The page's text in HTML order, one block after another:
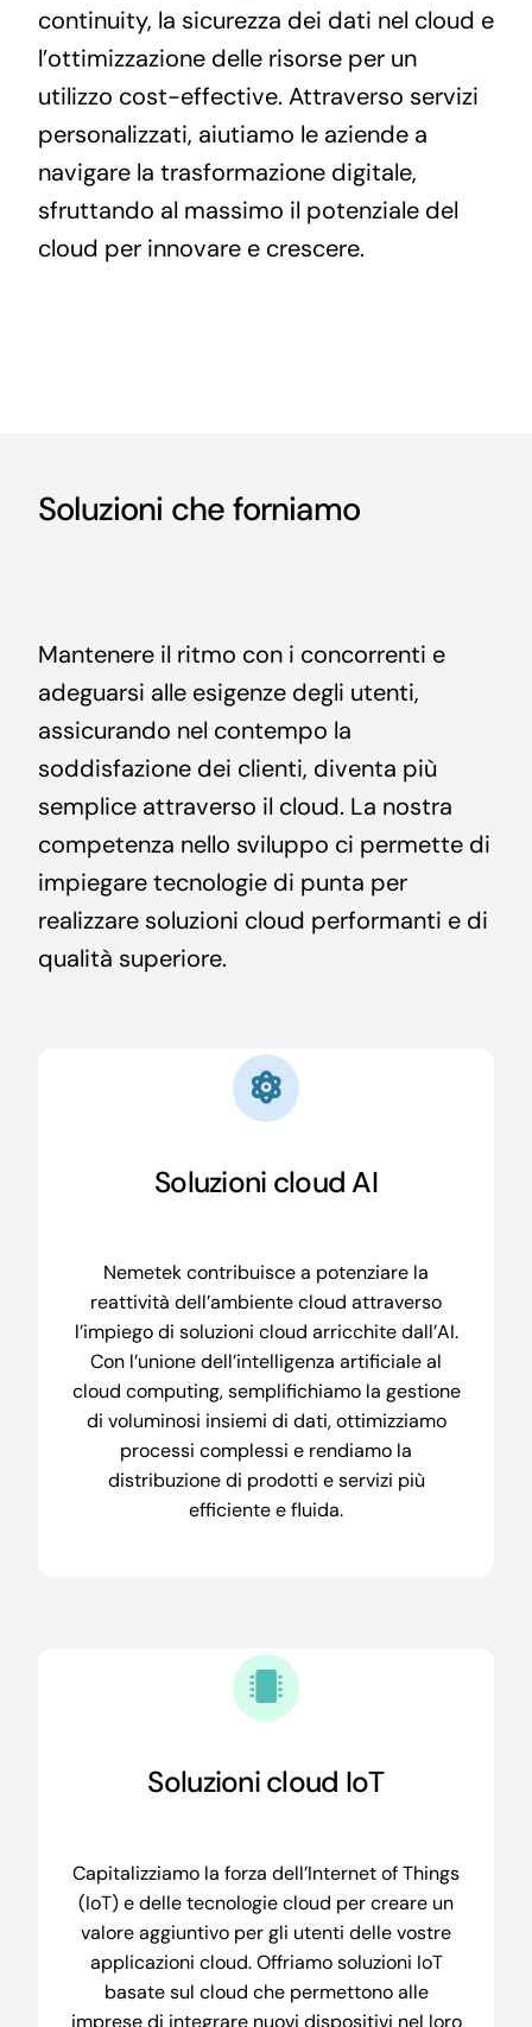
continuity, la sicurezza dei dati nel cloud e
l’ottimizzazione delle risorse per un
utilizzo cost-effective. Attraverso servizi
personalizzati, aiutiamo le aziende a
navigare la trasformazione digitale,
sfruttando al massimo il potenziale del
cloud per innovare e crescere.
Soluzioni che forniamo
Mantenere il ritmo con i concorrenti e
adeguarsi alle esigenze degli utenti,
assicurando nel contempo la
soddisfazione dei clienti, diventa più
semplice attraverso il cloud. La nostra
competenza nello sviluppo ci permette di
impiegare tecnologie di punta per
realizzare soluzioni cloud performanti e di
qualità superiore.
Soluzioni cloud AI
Nemetek contribuisce a potenziare la
reattività dell’ambiente cloud attraverso
l’impiego di soluzioni cloud arricchite dall’AI.
Con l’unione dell’intelligenza artificiale al
cloud computing, semplifichiamo la gestione
di voluminosi insiemi di dati, ottimizziamo
processi complessi e rendiamo la
distribuzione di prodotti e servizi più
efficiente e fluida.
Soluzioni cloud IoT
Capitalizziamo la forza dell’Internet of Things
(IoT) e delle tecnologie cloud per creare un
valore aggiuntivo per gli utenti delle vostre
applicazioni cloud. Offriamo soluzioni IoT
basate sul cloud che permettono alle
imprese di integrare nuovi dispositivi nel loro